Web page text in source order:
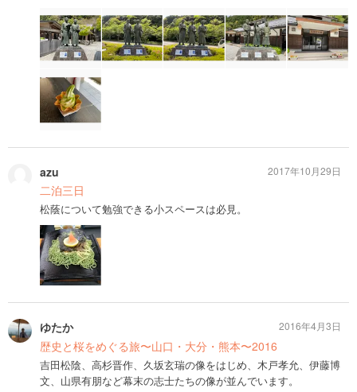
azu
二泊三日
松蔭について勉強できる小スペースは必見。
2017年10月29日
ゆたか
歴史と桜をめぐる旅〜山口・大分・熊本〜2016
吉田松陰、高杉晋作、久坂玄瑞の像をはじめ、木戸孝允、伊藤博
文、山県有朋など幕末の志士たちの像が並んでいます。
2016年4月3日